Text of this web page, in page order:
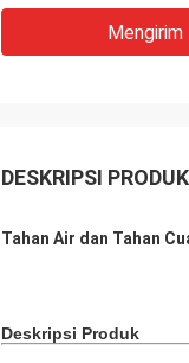
Mengirim
DESKRIPSI PRODUK
Tahan Air dan Tahan
Deskripsi Produk